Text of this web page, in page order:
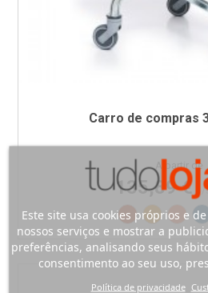
Carro de compras
A partir de
135,89 € /
Vermelho
Amarelo
Este site usa cookies próprios e
nossos serviços e mostrar a
preferências, analisando seus
consentimento ao seu uso,
Política de privacidade